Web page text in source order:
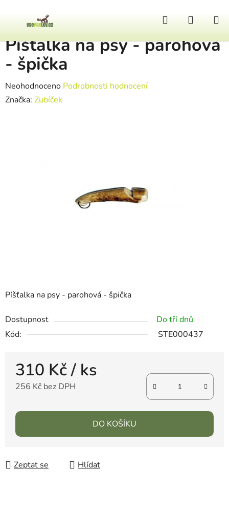
Hledat
Domů
Píšťalka na psy - parohová - špička
Dostupnost
Do tří dnů
Kód:
STE000437
310 Kč/ ks
256 Kč bez DPH
DO KOŠÍKU
Zeptat se Hlídat
Píšťalka na psy - parohová
- špička
Průměrné hodnocení produktu je 0,0 z 5 hvězdiček.
Neohodnoceno Podrobnosti hodnocení
Značka: Zubíček